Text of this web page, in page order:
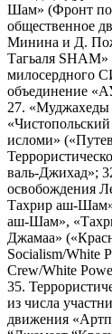
Шам» (Фронт
общественное
Минина и Д.
Тагьаля SHAM»
милосердного
объединение
27. «Муджахеды
исломи»
валь-Джихад»;
освобождения
Тахрир аш-
аш-Шам»,
Джамаа»
Socialism/White
Crew/White
35.
из числа
движения